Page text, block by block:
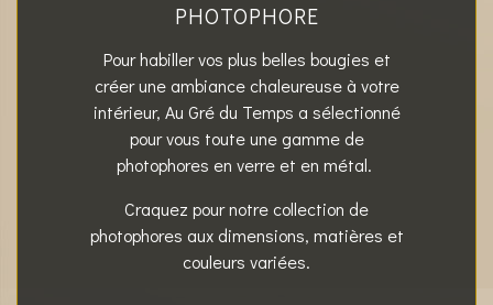
PHOTOPHORE
Pour habiller vos plus belles bougies et
créer une ambiance chaleureuse à votre
intérieur, Au Gré du Temps a sélectionné
pour vous toute une gamme de
photophores en verre et en métal.
Craquez pour notre collection de
photophores aux dimensions, matières et
couleurs variées.